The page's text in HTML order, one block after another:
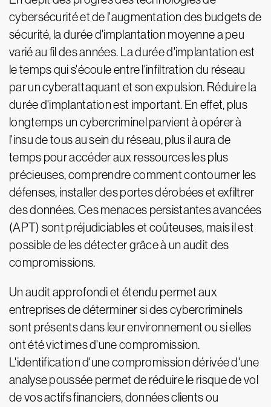
cybersécurité et de l'augmentation des budgets de
sécurité, la durée d'implantation moyenne a peu
varié au fil des années. La durée d'implantation est
le temps qui s'écoule entre l'infiltration du réseau
par un cyberattaquant et son expulsion. Réduire la
durée d'implantation est important. En effet, plus
longtemps un cybercriminel parvient à opérer à
l'insu de tous au sein du réseau, plus il aura de
temps pour accéder aux ressources les plus
précieuses, comprendre comment contourner les
défenses, installer des portes dérobées et exfiltrer
des données. Ces menaces persistantes avancées
(APT) sont préjudiciables et coûteuses, mais il est
possible de les détecter grâce à un audit des
compromissions.
Un audit approfondi et étendu permet aux
entreprises de déterminer si des cybercriminels
sont présents dans leur environnement ou si elles
ont été victimes d'une compromission.
L'identification d'une compromission dérivée d'une
analyse poussée permet de réduire le risque de vol
de vos actifs financiers, données clients ou